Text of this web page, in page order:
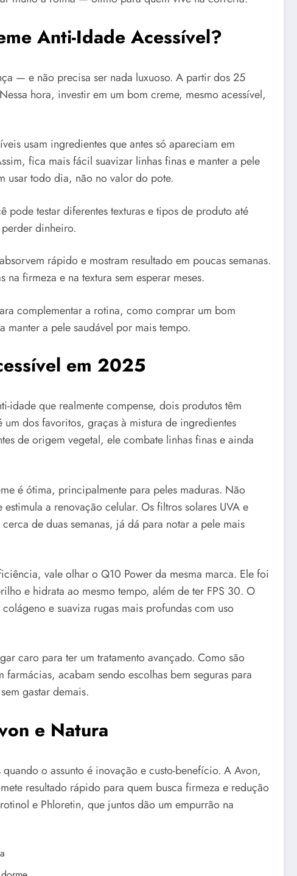
Anti-Idade Acessível?
— e não precisa ser nada luxuoso. A partir dos 25
hora, investir em um bom creme, mesmo acessível,
usam ingredientes que antes só apareciam em
fica mais fácil suavizar linhas finas e manter a pele
usar todo dia, não no valor do pote.
testar diferentes texturas e tipos de produto até
dinheiro.
rápido e mostram resultado em poucas semanas.
firmeza e na textura sem esperar meses.
complementar a rotina, como comprar um bom
manter a pele saudável por mais tempo.
em 2025
idade que realmente compense, dois produtos têm
dos favoritos, graças à mistura de ingredientes
de origem vegetal, ele combate linhas finas e ainda
é ótima, principalmente para peles maduras. Não
a renovação celular. Os filtros solares UVA e
de duas semanas, já dá para notar a pele mais
vale olhar o Q10 Power da mesma marca. Ele foi
e hidrata ao mesmo tempo, além de ter FPS 30. O
e suaviza rugas mais profundas com uso
caro para ter um tratamento avançado. Como são
acabam sendo escolhas bem seguras para
gastar demais.
e Natura
o assunto é inovação e custo-benefício. A Avon,
resultado rápido para quem busca firmeza e redução
e Phloretin, que juntos dão um empurrão na